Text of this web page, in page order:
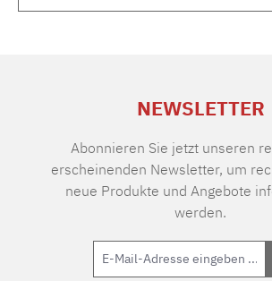
NEWSLETTER
Abonnieren Sie jetzt unseren
erscheinenden Newsletter, um
neue Produkte und Angebote
werden.